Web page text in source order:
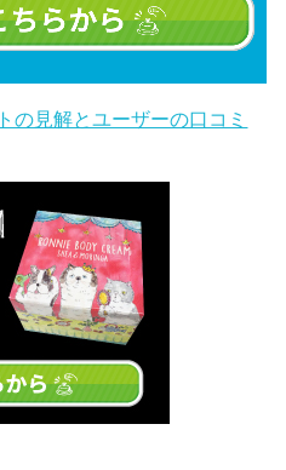
の見解とユーザーの口コミ